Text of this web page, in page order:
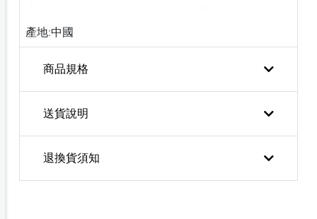
產地:中國
商品規格
送貨說明
退換貨須知